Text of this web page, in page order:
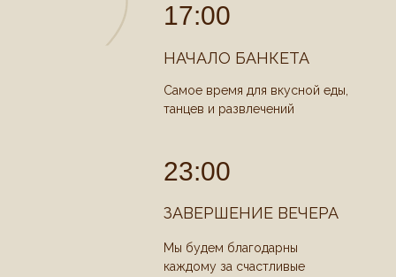
17:00
НАЧАЛО БАНКЕТА
Самое время для вкусной еды,
танцев и развлечений
23:00
ЗАВЕРШЕНИЕ ВЕЧЕРА
Мы будем благодарны
каждому за счастливые